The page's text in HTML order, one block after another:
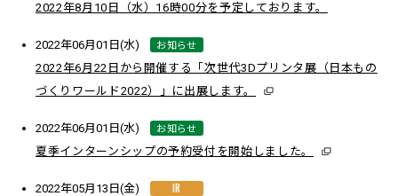
2022年8月10日（水）16時00分を予定しております。
2022年06月01日(水) お知らせ
2022年6月22日から開催する「次世代3Dプリンタ展（日本もの
づくりワールド2022）」に出展します。
2022年06月01日(水) お知らせ
夏季インターンシップの予約受付を開始しました。
2022年05月13日(金) IR